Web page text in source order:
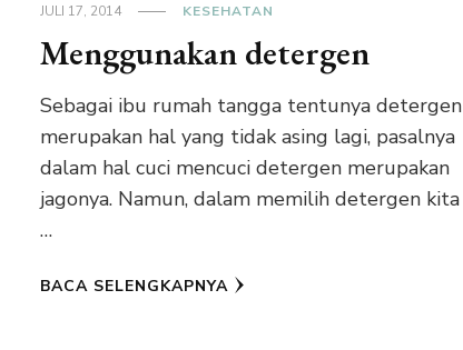
JULI 17, 2014 KESEHATAN
Menggunakan detergen
Sebagai ibu rumah tangga tentunya detergen
merupakan hal yang tidak asing lagi, pasalnya
dalam hal cuci mencuci detergen merupakan
jagonya. Namun, dalam memilih detergen kita
…
BACA SELENGKAPNYA